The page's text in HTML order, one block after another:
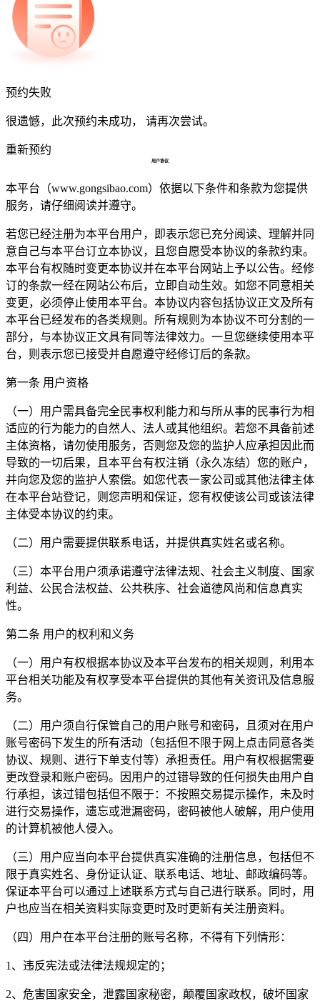
预约失败
很遗憾，此次预约未成功， 请再次尝试。
重新预约
用户协议
本平台（www.gongsibao.com）依据以下条件和条款为您提供
服务，请仔细阅读并遵守。
若您已经注册为本平台用户，即表示您已充分阅读、理解并同
意自己与本平台订立本协议，且您自愿受本协议的条款约束。
本平台有权随时变更本协议并在本平台网站上予以公告。经修
订的条款一经在网站公布后，立即自动生效。如您不同意相关
变更，必须停止使用本平台。本协议内容包括协议正文及所有
本平台已经发布的各类规则。所有规则为本协议不可分割的一
部分，与本协议正文具有同等法律效力。一旦您继续使用本平
台，则表示您已接受并自愿遵守经修订后的条款。
第一条 用户资格
（一）用户需具备完全民事权利能力和与所从事的民事行为相
适应的行为能力的自然人、法人或其他组织。若您不具备前述
主体资格，请勿使用服务，否则您及您的监护人应承担因此而
导致的一切后果，且本平台有权注销（永久冻结）您的账户，
并向您及您的监护人索偿。如您代表一家公司或其他法律主体
在本平台站登记，则您声明和保证，您有权使该公司或该法律
主体受本协议的约束。
（二）用户需要提供联系电话，并提供真实姓名或名称。
（三）本平台用户须承诺遵守法律法规、社会主义制度、国家
利益、公民合法权益、公共秩序、社会道德风尚和信息真实
性。
第二条 用户的权利和义务
（一）用户有权根据本协议及本平台发布的相关规则，利用本
平台相关功能及有权享受本平台提供的其他有关资讯及信息服
务。
（二）用户须自行保管自己的用户账号和密码，且须对在用户
账号密码下发生的所有活动（包括但不限于网上点击同意各类
协议、规则、进行下单支付等）承担责任。用户有权根据需要
更改登录和账户密码。因用户的过错导致的任何损失由用户自
行承担，该过错包括但不限于：不按照交易提示操作，未及时
进行交易操作，遗忘或泄漏密码，密码被他人破解，用户使用
的计算机被他人侵入。
（三）用户应当向本平台提供真实准确的注册信息，包括但不
限于真实姓名、身份证认证、联系电话、地址、邮政编码等。
保证本平台可以通过上述联系方式与自己进行联系。同时，用
户也应当在相关资料实际变更时及时更新有关注册资料。
（四）用户在本平台注册的账号名称，不得有下列情形：
1、违反宪法或法律法规规定的；
2、危害国家安全，泄露国家秘密，颠覆国家政权，破坏国家